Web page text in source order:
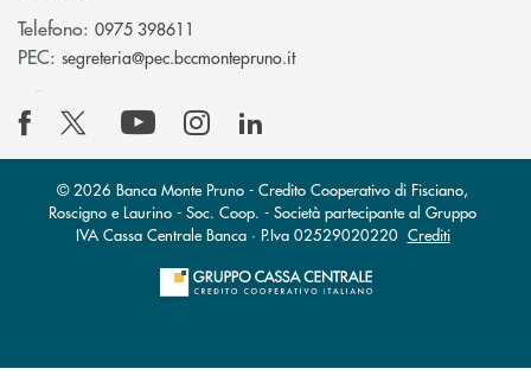
Telefono: 0975 398611
PEC: segreteria@pec.bccmontepruno.it(si apre l’app di posta
© 2026 Banca Monte Pruno - Credito Cooperativo di Fisciano,
Roscigno e Laurino - Soc. Coop. - Società partecipante al Gruppo
IVA Cassa Centrale Banca · P.Iva 02529020220 Crediti